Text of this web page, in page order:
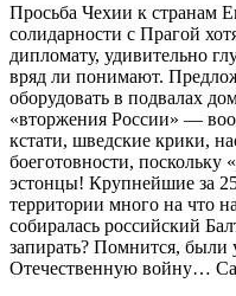
Просьба Чехии к странам
солидарности с Прагой
дипломату, удивительно
вряд ли понимают.
оборудовать в подвалах
«вторжения России» —
кстати, шведские крики,
боеготовности, поскольку
эстонцы! Крупнейшие за
территории много на что
собиралась российский
запирать? Помнится,
Отечественную войну…